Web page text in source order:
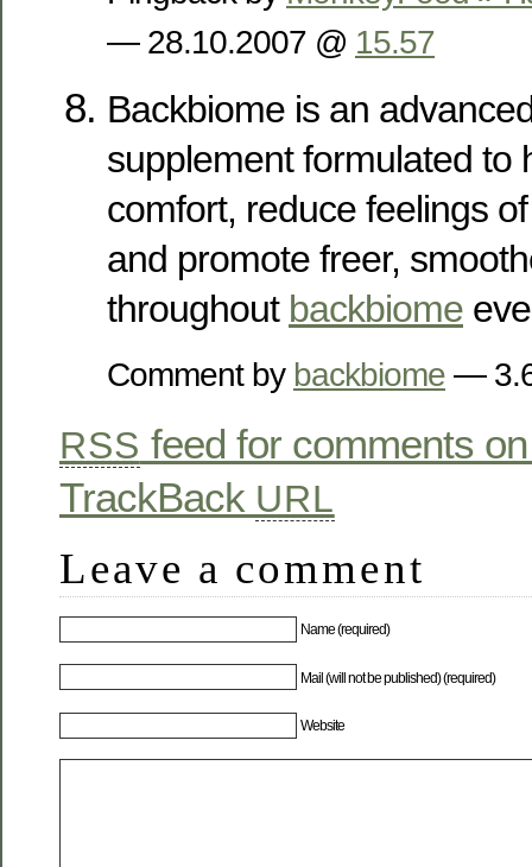
— 28.10.2007 @ 15.57
Backbiome is an
supplement formulated to
comfort, reduce feelings
and promote freer,
throughout backbiome
Comment by backbiome —
RSS feed for comments
TrackBack URL
Leave a comment
Name (required)
Mail (will not be published) (required)
Website